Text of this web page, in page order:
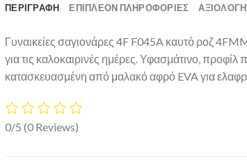
ΠΕΡΙΓΡΑΦΉ ΕΠΙΠΛΈΟΝ ΠΛΗΡΟΦΟΡΊΕΣ
Γυναικείες σαγιονάρες 4F F045A καυτό ροζ
για τις καλοκαιρινές ημέρες. Υφασμάτινο,
κατασκευασμένη από μαλακό αφρό EVA για
0/5 (0 Reviews)